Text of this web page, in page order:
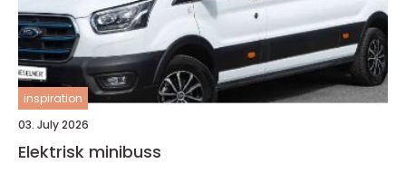
inspiration
03. July 2026
Elektrisk minibuss